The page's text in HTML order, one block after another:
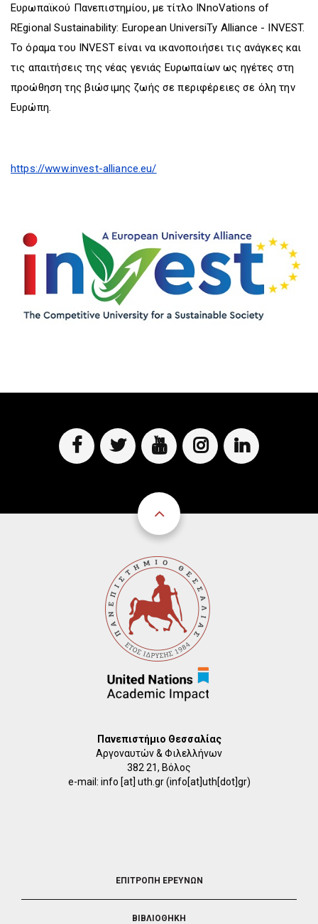
Ευρωπαϊκού Πανεπιστημίου, με τίτλο INnoVations of
REgional Sustainability: European UniversiTy Alliance - INVEST.
Το όραμα του INVEST είναι να ικανοποιήσει τις ανάγκες και
τις απαιτήσεις της νέας γενιάς Ευρωπαίων ως ηγέτες στη
προώθηση της βιώσιμης ζωής σε περιφέρειες σε όλη την
Ευρώπη.
https://www.invest-alliance.eu/
Πανεπιστήμιο Θεσσαλίας
Αργοναυτών & Φιλελλήνων
382 21, Βόλος
e-mail: info [at] uth.gr(info[at]uth[dot]gr)
ΕΠΙΤΡΟΠΗ ΕΡΕΥΝΩΝ
ΒΙΒΛΙΟΘΗΚΗ